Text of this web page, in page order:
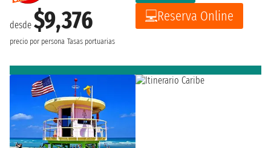
desde $9,376
precio por persona Tasas portuarias
Reserva Online